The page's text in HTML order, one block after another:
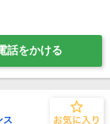
話をかける
ス